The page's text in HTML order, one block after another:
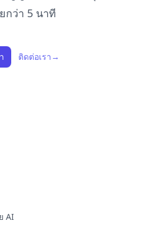
กว่า 5 นาที
ติดต่อเรา →
AI